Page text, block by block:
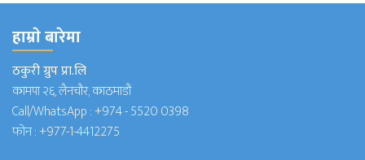
हाम्राे बारेमा
ठकुरी ग्रुप प्रा.लि
कामपा २६, लैनचौर, काठमाडौं
Call/WhatsApp :+974 - 5520 0398
फोन :+977-1-4412275